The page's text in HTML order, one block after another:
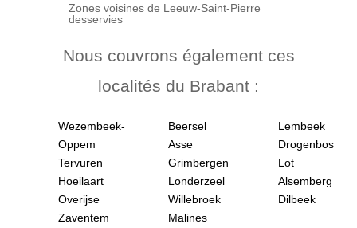
Zones voisines de Leeuw-Saint-Pierre
desservies
Nous couvrons également ces
localités du Brabant :
Wezembeek-
Oppem
Tervuren
Hoeilaart
Overijse
Zaventem
Beersel
Asse
Grimbergen
Londerzeel
Willebroek
Malines
Lembeek
Drogenbos
Lot
Alsemberg
Dilbeek